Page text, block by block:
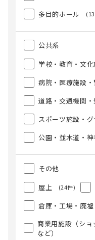
多目的ホール
公共系
学校・教育・文
病院・医療施設
道路・交通機関
スポーツ施設・
公園・並木道・神
その他
屋上
(24件)
倉庫・工場・廃墟
商業用施設（シ
など）